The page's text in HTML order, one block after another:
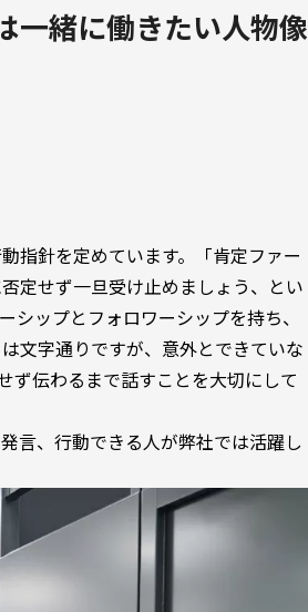
一緒に働きたい人物像
指針を定めています。「肯定ファー
定せず一旦受け止めましょう、とい
シップとフォロワーシップを持ち、
文字通りですが、意外とできていな
ず伝わるまで話すことを大切にして
言、行動できる人が弊社では活躍し